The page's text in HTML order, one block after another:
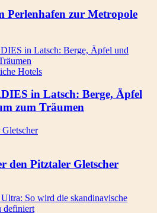
Perlenhafen zur Metropole
Hotels
in Latsch: Berge, Äpfel
zum Träumen
den Pitztaler Gletscher